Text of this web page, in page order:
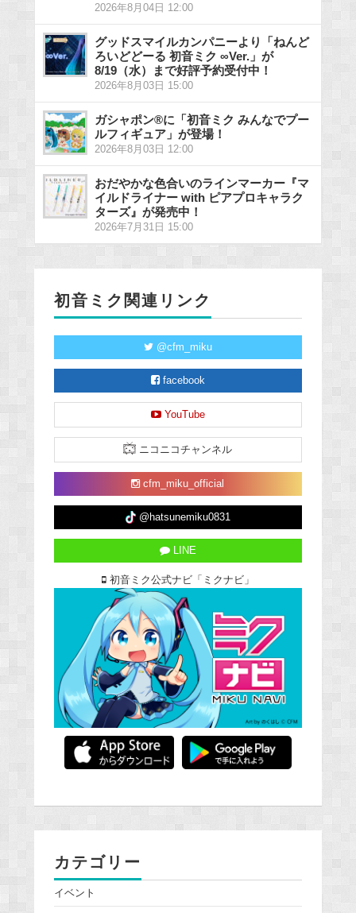
2026年8月04日 12:00
グッドスマイルカンパニーより「ねんど
ろいどどーる 初音ミク ∞Ver.」が
8/19（水）まで好評予約受付中！
2026年8月03日 15:00
ガシャポン®に「初音ミク みんなでプー
ルフィギュア」が登場！
2026年8月03日 12:00
おだやかな色合いのラインマーカー『マ
イルドライナー with ピアプロキャラク
ターズ』が発売中！
2026年7月31日 15:00
初音ミク関連リンク
@cfm_miku
facebook
YouTube
ニコニコチャンネル
cfm_miku_official
@hatsunemiku0831
LINE
初音ミク公式ナビ「ミクナビ」
カテゴリー
イベント